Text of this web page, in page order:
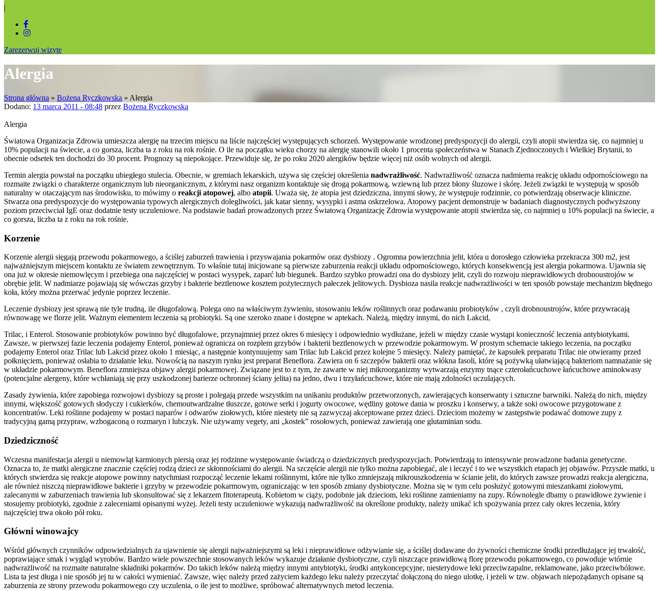
|
Zarezerwuj wizytę
Alergia
Strona główna » Bożena Ryczkowska » Alergia
Dodano: 13 marca 2011 - 08:48 przez Bożena Ryczkowska
Alergia
Światowa Organizacja Zdrowia umieszcza alergię na trzecim miejscu na liście najczęściej występujących schorzeń. Występowanie wrodzonej predyspozycji do alergii, czyli atopii stwierdza się, co najmniej u
10% populacji na świecie, a co gorsza, liczba ta z roku na rok rośnie. O ile na początku wieku chorzy na alergię stanowili około 1 procenta społeczeństwa w Stanach Zjednoczonych i Wielkiej Brytanii, to
obecnie odsetek ten dochodzi do 30 procent. Prognozy są niepokojące. Przewiduje się, że po roku 2020 alergików będzie więcej niż osób wolnych od alergii.
Termin alergia powstał na początku ubiegłego stulecia. Obecnie, w gremiach lekarskich, używa się częściej określenia nadwrażliwość. Nadwrażliwość oznacza nadmierna reakcję układu odpornościowego na
rozmaite związki o charakterze organicznym lub nieorganicznym, z którymi nasz organizm kontaktuje się drogą pokarmową, wziewną lub przez błony śluzowe i skórę. Jeżeli związki te występują w sposób
naturalny w otaczającym nas środowisku, to mówimy o reakcji atopowej, albo atopii. Uważa się, że atopia jest dziedziczna, innymi słowy, że występuje rodzinnie, co potwierdzają obserwacje kliniczne.
Stwarza ona predyspozycje do występowania typowych alergicznych dolegliwości, jak katar sienny, wysypki i astma oskrzelowa. Atopowy pacjent demonstruje w badaniach diagnostycznych podwyższony
poziom przeciwciał IgE oraz dodatnie testy uczuleniowe. Na podstawie badań prowadzonych przez Światową Organizację Zdrowia występowanie atopii stwierdza się, co najmniej u 10% populacji na świecie, a
co gorsza, liczba ta z roku na rok rośnie.
Korzenie
Korzenie alergii sięgają przewodu pokarmowego, a ściślej zaburzeń trawienia i przyswajania pokarmów oraz dysbiozy . Ogromna powierzchnia jelit, która u dorosłego człowieka przekracza 300 m2, jest
najważniejszym miejscem kontaktu ze światem zewnętrznym. To właśnie tutaj inicjowane są pierwsze zaburzenia reakcji układu odpornościowego, których konsekwencją jest alergia pokarmowa. Ujawnia się
ona już w okresie niemowlęcym i przebiega ona najczęściej w postaci wysypek, zaparć lub biegunek. Bardzo szybko prowadzi ona do dysbiozy jelit, czyli do rozwoju nieprawidłowych drobnoustrojów w
obrębie jelit. W nadmiarze pojawiają się wówczas grzyby i bakterie beztlenowe kosztem pożytecznych pałeczek jelitowych. Dysbioza nasila reakcje nadwrażliwości w ten sposób powstaje mechanizm błędnego
koła, który można przerwać jedynie poprzez leczenie.
Leczenie dysbiozy jest sprawą nie tyle trudną, ile długofalową. Polega ono na właściwym żywieniu, stosowaniu leków roślinnych oraz podawaniu probiotyków , czyli drobnoustrojów, które przywracają
równowagę we florze jelit. Ważnym elementem leczenia są probiotyki. Są one szeroko znane i dostępne w aptekach. Należą, między innymi, do nich Lakcid,
Trilac, i Enterol. Stosowanie probiotyków powinno być długofalowe, przynajmniej przez okres 6 miesięcy i odpowiednio wydłużane, jeżeli w między czasie wystąpi konieczność leczenia antybiotykami.
Zawsze, w pierwszej fazie leczenia podajemy Enterol, ponieważ ogranicza on rozplem grzybów i bakterii beztlenowych w przewodzie pokarmowym. W prostym schemacie takiego leczenia, na początku
podajemy Enterol oraz Trilac lub Lakcid przez około 1 miesiąc, a następnie kontynuujemy sam Trilac lub Lakcid przez kolejne 5 miesięcy. Należy pamiętać, że kapsułek preparatu Trilac nie otwieramy przed
połknięciem, ponieważ osłabia to działanie leku. Nowością na naszym rynku jest preparat Beneflora. Zawiera on 6 szczepów bakterii oraz włókna fasoli, które są pożywką ułatwiającą bakteriom namnażanie się
w układzie pokarmowym. Beneflora zmniejsza objawy alergii pokarmowej. Związane jest to z tym, że zawarte w niej mikroorganizmy wytwarzają enzymy tnące czterołańcuchowe łańcuchowe aminokwasy
(potencjalne alergeny, które wchłaniają się przy uszkodzonej barierze ochronnej ściany jelita) na jedno, dwu i trzyłańcuchowe, które nie mają zdolności uczulających.
Zasady żywienia, które zapobiega rozwojowi dysbiozy są proste i polegają przede wszystkim na unikaniu produktów przetworzonych, zawierających konserwanty i sztuczne barwniki. Należą do nich, między
innymi, większość gotowych słodyczy i cukierków, chemoutwardzalne tłuszcze, gotowe serki i jogurty owocowe, wędliny gotowe dania w proszku i konserwy, a także soki owocowe przygotowane z
koncentratów. Leki roślinne podajemy w postaci naparów i odwarów ziołowych, które niestety nie są zazwyczaj akceptowane przez dzieci. Dzieciom możemy w zastępstwie podawać domowe zupy z
tradycyjną gamą przypraw, wzbogaconą o rozmaryn i lubczyk. Nie używamy vegety, ani „kostek” rosołowych, ponieważ zawierają one glutaminian sodu.
Dziedziczność
Wczesna manifestacja alergii u niemowląt karmionych piersią oraz jej rodzinne występowanie świadczą o dziedzicznych predyspozycjach. Potwierdzają to intensywnie prowadzone badania genetyczne.
Oznacza to, że matki alergiczne znacznie częściej rodzą dzieci ze skłonnościami do alergii. Na szczęście alergii nie tylko można zapobiegać, ale i leczyć i to we wszystkich etapach jej objawów. Przyszłe matki, u
których stwierdza się reakcje atopowe powinny natychmiast rozpocząć leczenie lekami roślinnymi, które nie tylko zmniejszają mikrouszkodzenia w ścianie jelit, do których zawsze prowadzi reakcja alergiczna,
ale również niszczą nieprawidłowe bakterie i grzyby w przewodzie pokarmowym, ograniczając w ten sposób zmiany dysbiotyczne. Można się w tym celu posłużyć gotowymi mieszankami ziołowymi,
zalecanymi w zaburzeniach trawienia lub skonsultować się z lekarzem fitoterapeutą. Kobietom w ciąży, podobnie jak dzieciom, leki roślinne zamieniamy na zupy. Równolegle dbamy o prawidłowe żywienie i
stosujemy probiotyki, zgodnie z zaleceniami opisanymi wyżej. Jeżeli testy uczuleniowe wykazują nadwrażliwość na określone produkty, należy unikać ich spożywania przez cały okres leczenia, który
najczęściej trwa około pół roku.
Główni winowajcy
Wśród głównych czynników odpowiedzialnych za ujawnienie się alergii najważniejszymi są leki i nieprawidłowe odżywianie się, a ściślej dodawane do żywności chemiczne środki przedłużające jej trwałość,
poprawiające smak i wygląd wyrobów. Bardzo wiele powszechnie stosowanych leków wykazuje działanie dysbiotyczne, czyli niszczące prawidłową florę przewodu pokarmowego, co powoduje wtórnie
nadwrażliwość na rozmaite naturalne składniki pokarmów. Do takich leków należą między innymi antybiotyki, środki antykoncepcyjne, niesterydowe leki przeciwzapalne, reklamowane, jako przeciwbólowe.
Lista ta jest długa i nie sposób jej tu w całości wymieniać. Zawsze, więc należy przed zażyciem każdego leku należy przeczytać dołączoną do niego ulotkę, i jeżeli w tzw. objawach niepożądanych opisane są
zaburzenia ze strony przewodu pokarmowego czy uczulenia, o ile jest to możliwe, spróbować alternatywnych metod leczenia.